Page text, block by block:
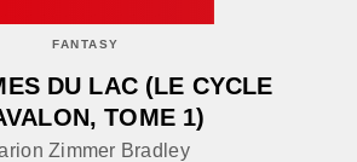
FANTASY
DU LAC (LE CYCLE
TOME 1)
Zimmer Bradley